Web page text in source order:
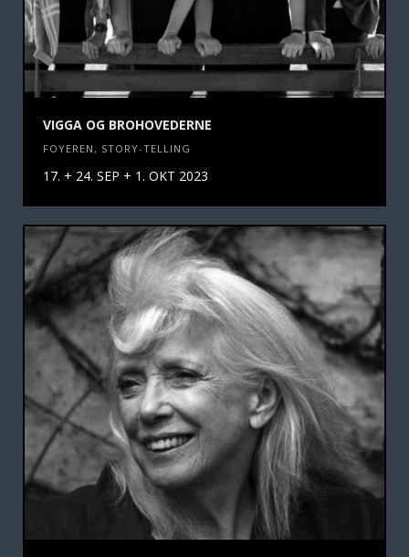
VIGGA OG BROHOVEDERNE
FOYEREN , STORY-TELLING
17. + 24. SEP + 1. OKT 2023